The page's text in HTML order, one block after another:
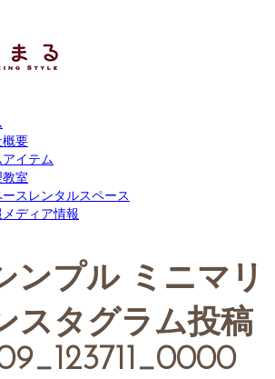
要
アイテム
室
レンタルスペース
メディア情報
ンプル ミニマリ
スタグラム投稿